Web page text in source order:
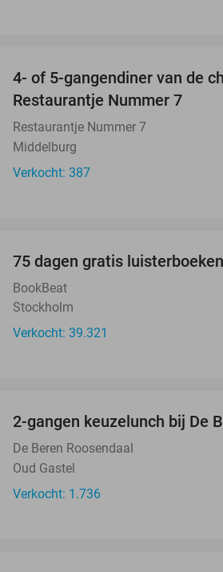
4- of 5-gangendiner van de
Restaurantje Nummer 7
Restaurantje Nummer 7
Middelburg
Verkocht: 387
75 dagen gratis
BookBeat
Stockholm
Verkocht: 39.321
2-gangen keuzelunch bij De
De Beren Roosendaal
Oud Gastel
Verkocht: 1.736